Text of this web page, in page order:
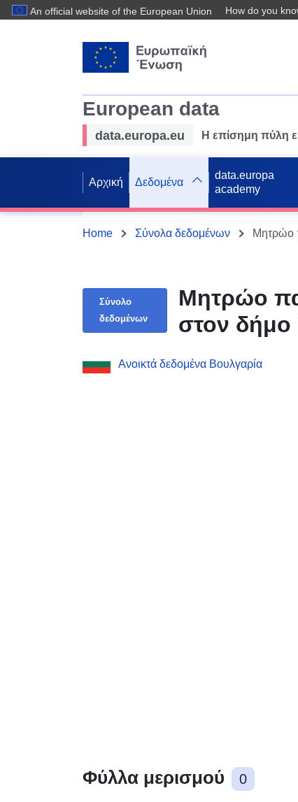
An official website of the European Union How do you
European data
data.europa.eu Η επίσημη πύλη
Αρχική Δεδομένα
data.europa
academy
Home Σύνολα δεδομένων
Σύνολο
δεδομένων
Μητρώο
στον δήμο
Ανοικτά δεδομένα Βουλγαρία
Φύλλα μερισμού 0